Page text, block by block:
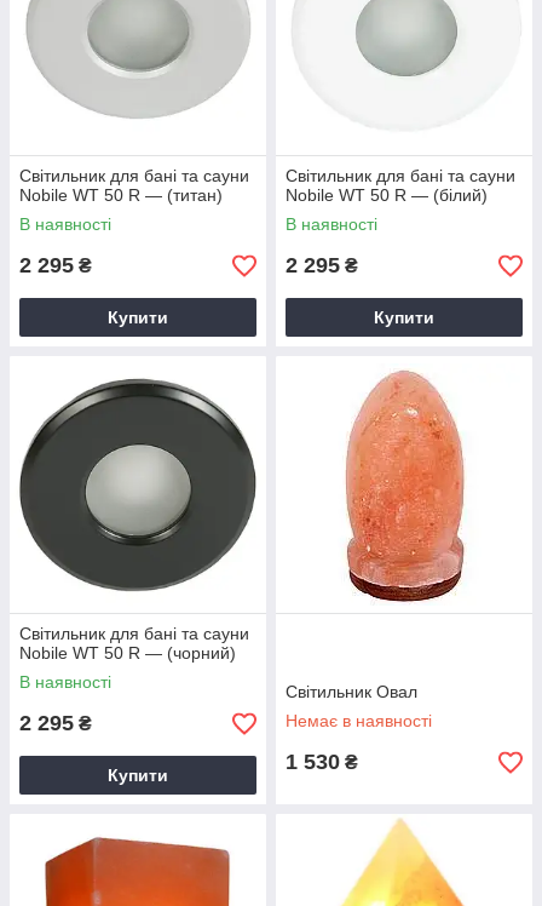
Світильник для бані та сауни
Nobile WT 50 R — (титан)
В наявності
2 295 ₴
Купити
Світильник для бані та сауни
Nobile WT 50 R — (білий)
В наявності
2 295 ₴
Купити
Світильник для бані та сауни
Nobile WT 50 R — (чорний)
В наявності
2 295 ₴
Купити
Світильник Овал
Немає в наявності
1 530 ₴